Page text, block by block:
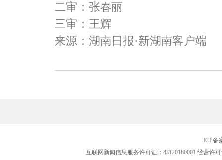
二审：张春丽
三审：王辉
来源：湖南日报·新湖南客户端
ICP备
互联网新闻信息服务许可证：43120180001 经营许可